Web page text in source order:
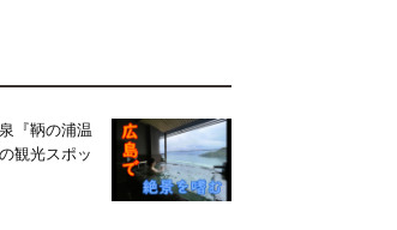
『鞆の浦温
観光スポッ